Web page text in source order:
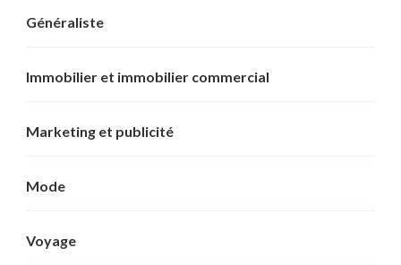
Généraliste
Immobilier et immobilier commercial
Marketing et publicité
Mode
Voyage